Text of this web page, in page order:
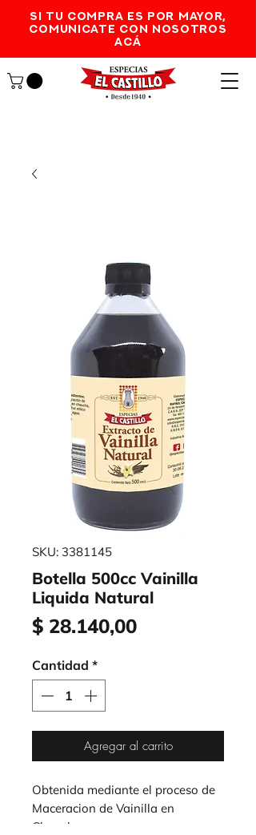
SI TU COMPRA ES POR MAYOR,
comunicate con nosotros
acá
SKU: 3381145
Botella 500cc Vainilla
Liquida Natural
$ 28.140,00Precio
Cantidad *
Agregar al carrito
Obtenida mediante el proceso de
Maceracion de Vainilla en
Chaucha.